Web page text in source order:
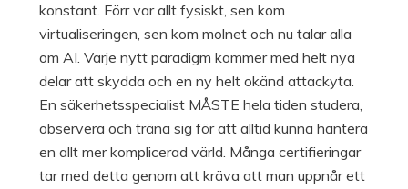
konstant. Förr var allt fysiskt, sen kom
virtualiseringen, sen kom molnet och nu talar alla
om AI. Varje nytt paradigm kommer med helt nya
delar att skydda och en ny helt okänd attackyta.
En säkerhetsspecialist MÅSTE hela tiden studera,
observera och träna sig för att alltid kunna hantera
en allt mer komplicerad värld. Många certifieringar
tar med detta genom att kräva att man uppnår ett